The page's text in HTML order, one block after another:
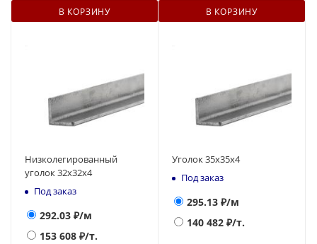
В КОРЗИНУ В КОРЗИНУ
Низколегированный
уголок 32х32х4
Под заказ
292.03 ₽/м
153 608 ₽/т.
Уголок 35х35х4
Под заказ
295.13 ₽/м
140 482 ₽/т.